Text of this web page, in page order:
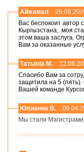
Айжамал
Вас беспокоит автор
Кыргызстана, моя
этом ваша заслуга.
Вам за оказанные
Татьяна М.
Спасибо Вам за
защитила на 5
Вашей команде
Юлианна В.
Мы стали
Мария,добрый день!